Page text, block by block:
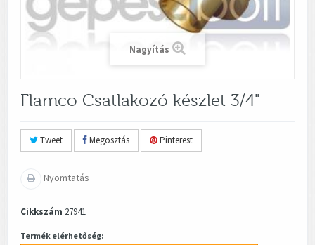
Nagyítás
Flamco Csatlakozó készlet 3/4"
Tweet Megosztás Pinterest
Nyomtatás
Cikkszám 27941
Termék elérhetőség: